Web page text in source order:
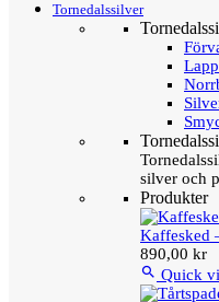
Tornedalssilver
silver och
Produkter
Kaffesked
890,00 kr
 Quick